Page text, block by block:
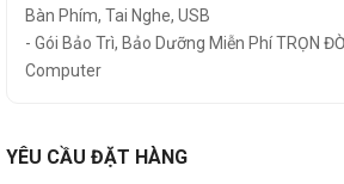
Bàn Phím, Tai Nghe, USB
- Gói Bảo Trì, Bảo Dưỡng Miễn Phí TRỌN
Computer
YÊU CẦU ĐẶT HÀNG